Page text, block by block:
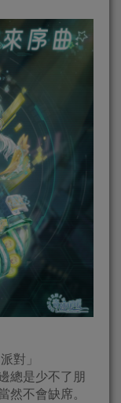
對」
總是少不了朋
然不會缺席。